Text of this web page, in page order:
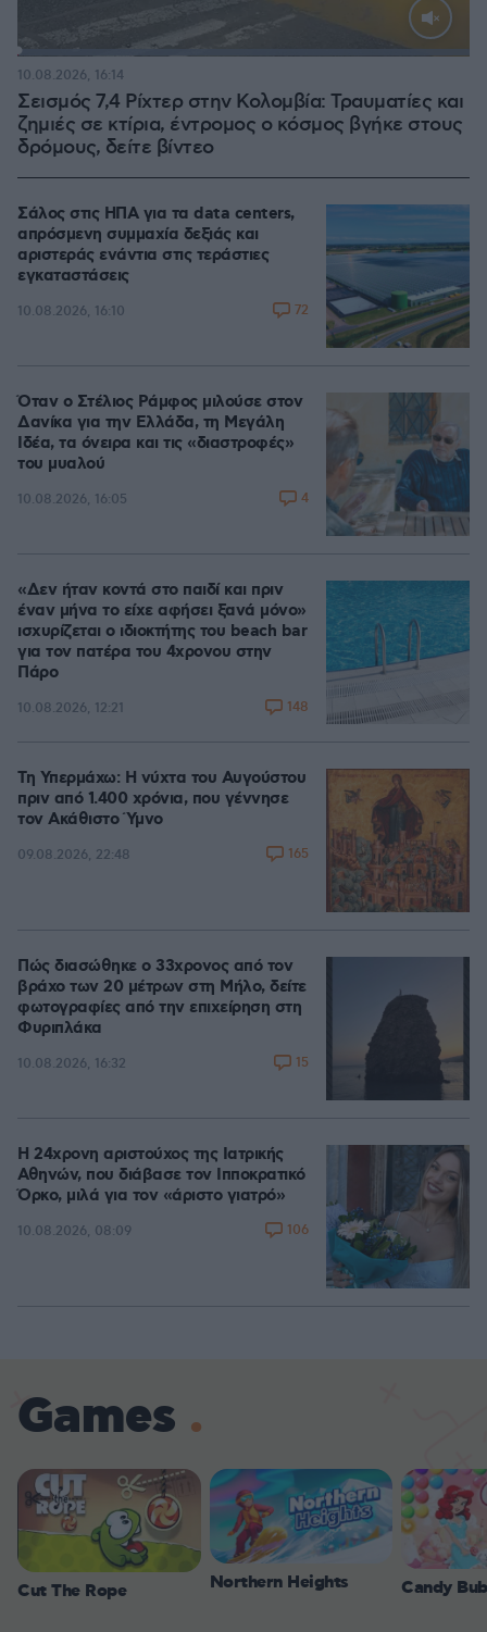
Σεισμός 7,4 Ρίχτερ στην Κολομβία: Τραυματίες και
ζημιές σε κτίρια, έντρομος ο κόσμος βγήκε στους
δρόμους, δείτε βίντεο
10.08.2026, 16:14
Σάλος στις ΗΠΑ για τα data centers,
απρόσμενη συμμαχία δεξιάς και
αριστεράς ενάντια στις τεράστιες
εγκαταστάσεις
10.08.2026, 16:10 72
Όταν ο Στέλιος Ράμφος μιλούσε στον
Δανίκα για την Ελλάδα, τη Μεγάλη
Ιδέα, τα όνειρα και τις «διαστροφές»
του μυαλού
10.08.2026, 16:05 4
«Δεν ήταν κοντά στο παιδί και πριν
έναν μήνα το είχε αφήσει ξανά μόνο»
ισχυρίζεται ο ιδιοκτήτης του beach bar
για τον πατέρα του 4χρονου στην
Πάρο
10.08.2026, 12:21 148
Τη Υπερμάχω: Η νύχτα του Αυγούστου
πριν από 1.400 χρόνια, που γέννησε
τον Ακάθιστο Ύμνο
09.08.2026, 22:48 165
Πώς διασώθηκε ο 33χρονος από τον
βράχο των 20 μέτρων στη Μήλο, δείτε
φωτογραφίες από την επιχείρηση στη
Φυριπλάκα
10.08.2026, 16:32 15
Η 24χρονη αριστούχος της Ιατρικής
Αθηνών, που διάβασε τον Ιπποκρατικό
Όρκο, μιλά για τον «άριστο γιατρό»
10.08.2026, 08:09 106
Games
Cut The Rope Northern Heights Candy